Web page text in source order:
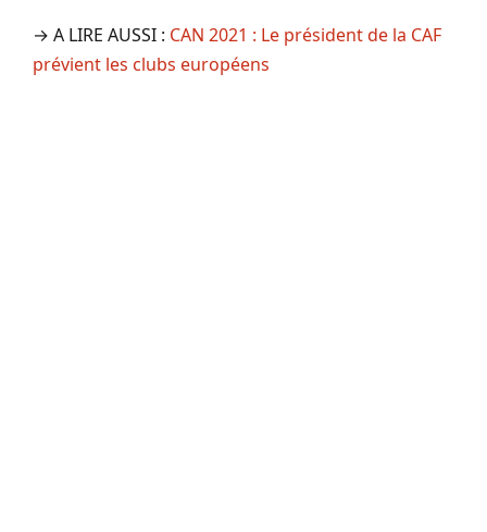
→ A LIRE AUSSI : CAN 2021 : Le président de la CAF
prévient les clubs européens